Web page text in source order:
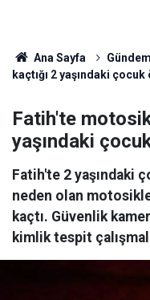
Ana Sayfa Gündem
kaçtığı 2 yaşındaki çocuk
Fatih'te
yaşındaki
Fatih'te 2 yaşındaki
neden olan
kaçtı. Güvenlik
kimlik tespit